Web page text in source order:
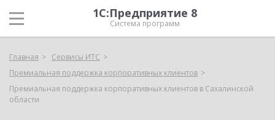
1С:Предприятие 8
Система программ
Главная
Сервисы ИТС
Премиальная поддержка корпоративных клиентов
Премиальная поддержка корпоративных клиентов в Сахалинской
области